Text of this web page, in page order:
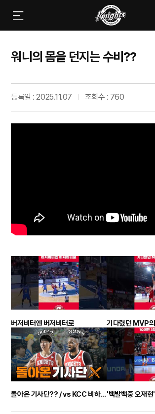
워니의 몸을 던지는 수비??
등록일 : 2025.11.07 조회수 : 760
버저비터엔 버저비터로 기다렸던 MVP
돌아온 기사단?? / vs KCC 비하인드